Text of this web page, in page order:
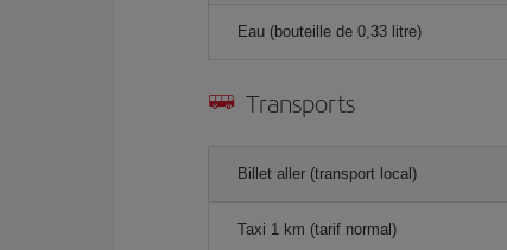
Eau (bouteille de 0,33 litre)
Transports
Billet aller (transport local)
Taxi 1 km (tarif normal)